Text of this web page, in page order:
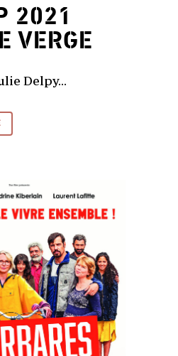
2021
VERGE
Delpy...